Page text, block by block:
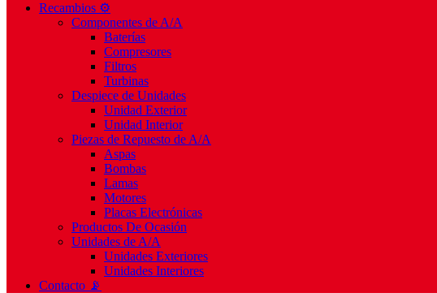
Recambios ⚙️
Componentes de A/A
Baterías
Compresores
Filtros
Turbinas
Despiece de Unidades
Unidad Exterior
Unidad Interior
Piezas de Repuesto de A/A
Aspas
Bombas
Lamas
Motores
Placas Electrónicas
Productos De Ocasión
Unidades de A/A
Unidades Exteriores
Unidades Interiores
Contacto 📡